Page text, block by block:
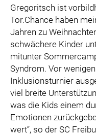
Gregoritsch ist
Tor.Chance haben
Jahren zu
schwächere Kinder
mitunter
Syndrom. Vor
Inklusionsturnier
viel breite
was die Kids einem
Emotionen
wert“, so der SC